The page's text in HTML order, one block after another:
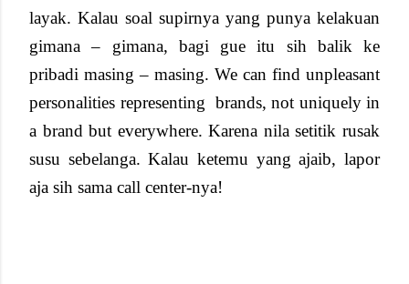
layak. Kalau soal supirnya yang punya kelakuan
gimana – gimana, bagi gue itu sih balik ke
pribadi masing – masing. We can find unpleasant
personalities representing brands, not uniquely in
a brand but everywhere. Karena nila setitik rusak
susu sebelanga. Kalau ketemu yang ajaib, lapor
aja sih sama call center-nya!